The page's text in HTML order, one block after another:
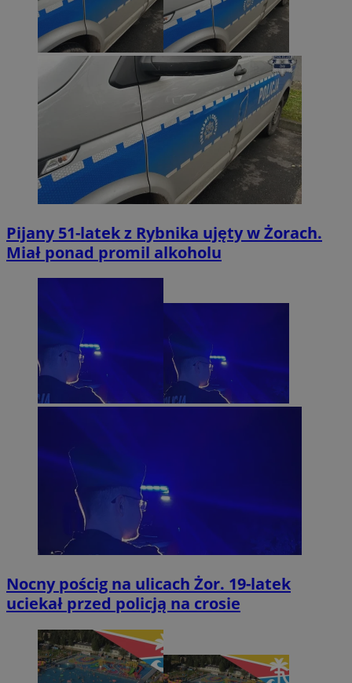
Pijany 51-latek z Rybnika ujęty w Żorach.
Miał ponad promil alkoholu
Nocny pościg na ulicach Żor. 19-latek
uciekał przed policją na crosie